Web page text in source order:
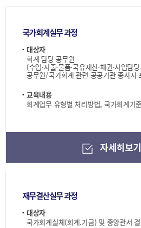
국가회계실무 과정
대상자
회계 담당 공무원
(수입·지출·물품·국유재산·채권·사업담
공무원/국가회계 관련 공공기관 종사자
교육내용
회계업무 유형별 처리방법, 국가회계기
자세히보기
재무결산실무 과정
대상자
국가회계실체(회계.기금) 및 중앙관서